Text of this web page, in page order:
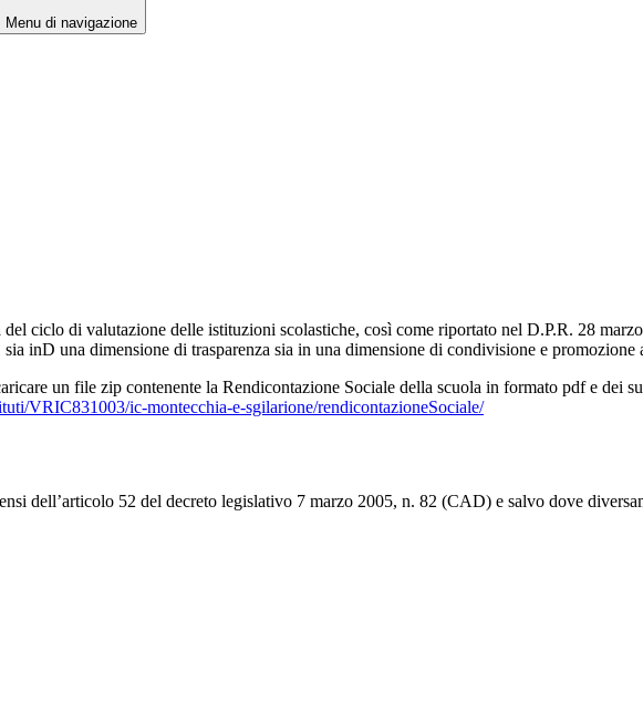
Menu di navigazione
del ciclo di valutazione delle istituzioni scolastiche, così come riportato nel D.P.R. 28
inD una dimensione di trasparenza sia in una dimensione di condivisione e
un file zip contenente la Rendicontazione Sociale della scuola in formato pdf e dei
VRIC831003/ic-montecchia-e-sgilarione/rendicontazioneSociale/
dell’articolo 52 del decreto legislativo 7 marzo 2005, n. 82 (CAD) e salvo dove